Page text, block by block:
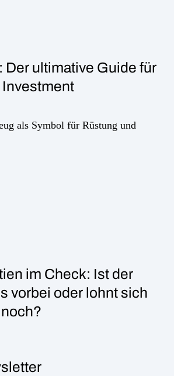
Der ultimative Guide für
im Check: Ist der
vorbei oder lohnt sich